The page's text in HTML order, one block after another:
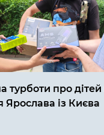
про дітей
Ярослава із Києва